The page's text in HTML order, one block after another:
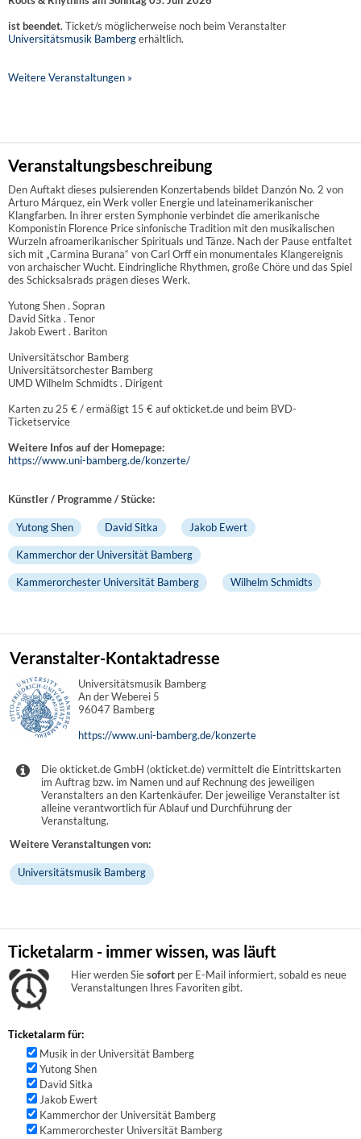
ist beendet. Ticket/s möglicherweise noch beim Veranstalter
Universitätsmusik Bambergerhältlich.
Weitere Veranstaltungen »
Veranstaltungsbeschreibung
Den Auftakt dieses pulsierenden Konzertabends bildet Danzón No. 2 von
Arturo Márquez, ein Werk voller Energie und lateinamerikanischer
Klangfarben. In ihrer ersten Symphonie verbindet die amerikanische
Komponistin Florence Price sinfonische Tradition mit den musikalischen
Wurzeln afroamerikanischer Spirituals und Tänze. Nach der Pause entfaltet
sich mit „Carmina Burana“ von Carl Orff ein monumentales Klangereignis
von archaischer Wucht. Eindringliche Rhythmen, große Chöre und das Spiel
des Schicksalsrads prägen dieses Werk.
Yutong Shen . Sopran
David Sitka . Tenor
Jakob Ewert . Bariton
Universitätschor Bamberg
Universitätsorchester Bamberg
UMD Wilhelm Schmidts . Dirigent
Karten zu 25 € / ermäßigt 15 € auf okticket.de und beim BVD-
Ticketservice
Weitere Infos auf der Homepage:
https://www.uni-bamberg.de/konzerte/
Künstler / Programme / Stücke:
Yutong Shen David Sitka Jakob Ewert
Kammerchor der Universität Bamberg
Kammerorchester Universität Bamberg Wilhelm Schmidts
Veranstalter-Kontaktadresse
Universitätsmusik Bamberg
An der Weberei 5
96047 Bamberg
https://www.uni-bamberg.de/konzerte
Die okticket.de GmbH (okticket.de) vermittelt die Eintrittskarten
im Auftrag bzw. im Namen und auf Rechnung des jeweiligen
Veranstalters an den Kartenkäufer. Der jeweilige Veranstalter ist
alleine verantwortlich für Ablauf und Durchführung der
Veranstaltung.
Weitere Veranstaltungen von:
Universitätsmusik Bamberg
Ticketalarm - immer wissen, was läuft
Hier werden Siesofort per E-Mail informiert, sobald es neue
Veranstaltungen Ihres Favoriten gibt.
Ticketalarm für:
Musik in der Universität Bamberg
Yutong Shen
David Sitka
Jakob Ewert
Kammerchor der Universität Bamberg
Kammerorchester Universität Bamberg